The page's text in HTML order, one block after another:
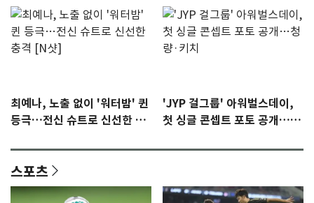
최예나, 노출 없이 '워터밤' 퀸
등극…전신 슈트로 신선한 충
'JYP 걸그룹' 아워벌스데이,
첫 싱글 콘셉트 포토 공개…청
스포츠